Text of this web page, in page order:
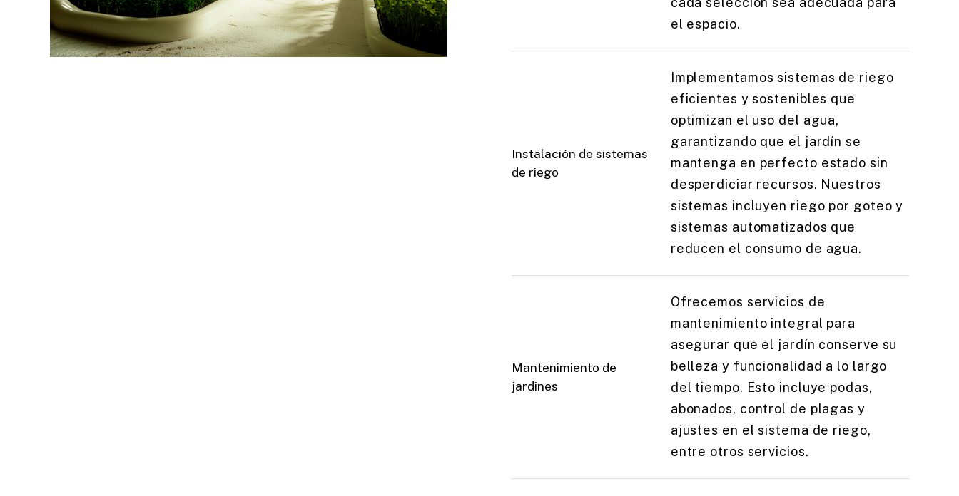
el espacio.
Instalación de sistemas
de riego
Implementamos sistemas de riego
eficientes y sostenibles que
optimizan el uso del agua,
garantizando que el jardín se
mantenga en perfecto estado sin
desperdiciar recursos. Nuestros
sistemas incluyen riego por goteo y
sistemas automatizados que
reducen el consumo de agua.
Mantenimiento de
jardines
Ofrecemos servicios de
mantenimiento integral para
asegurar que el jardín conserve su
belleza y funcionalidad a lo largo
del tiempo. Esto incluye podas,
abonados, control de plagas y
ajustes en el sistema de riego,
entre otros servicios.